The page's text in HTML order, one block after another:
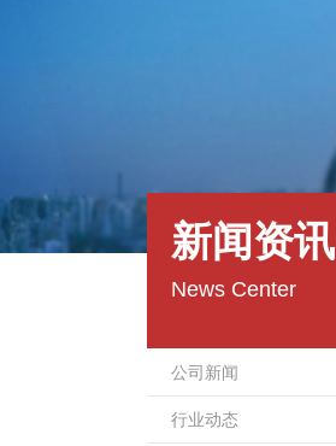
新闻资讯
News Center
公司新闻
行业动态